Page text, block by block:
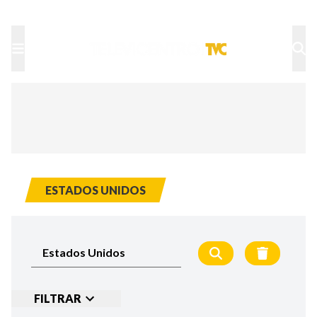
ESTADOS UNIDOS
FILTRAR